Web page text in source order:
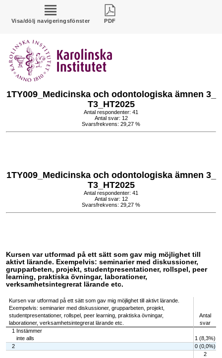
Visa/dölj navigeringsfönster PDF
1TY009_Medicinska och odontologiska ämnen 3_
T3_HT2025
Antal respondenter: 41
Antal svar: 12
Svarsfrekvens: 29,27 %
1TY009_Medicinska och odontologiska ämnen 3_
T3_HT2025
Antal respondenter: 41
Antal svar: 12
Svarsfrekvens: 29,27 %
Kursen var utformad på ett sätt som gav mig möjlighet till
aktivt lärande. Exempelvis: seminarier med diskussioner,
grupparbeten, projekt, studentpresentationer, rollspel, peer
learning, praktiska övningar, laborationer,
verksamhetsintegrerat lärande etc.
Kursen var utformad på ett sätt som gav mig möjlighet till aktivt lärande.
Exempelvis: seminarier med diskussioner, grupparbeten, projekt,
studentpresentationer, rollspel, peer learning, praktiska övningar,
laborationer, verksamhetsintegrerat lärande etc.
Antal
svar
1 Instämmer
inte alls
1 (8,3%)
2
0 (0,0%)
2